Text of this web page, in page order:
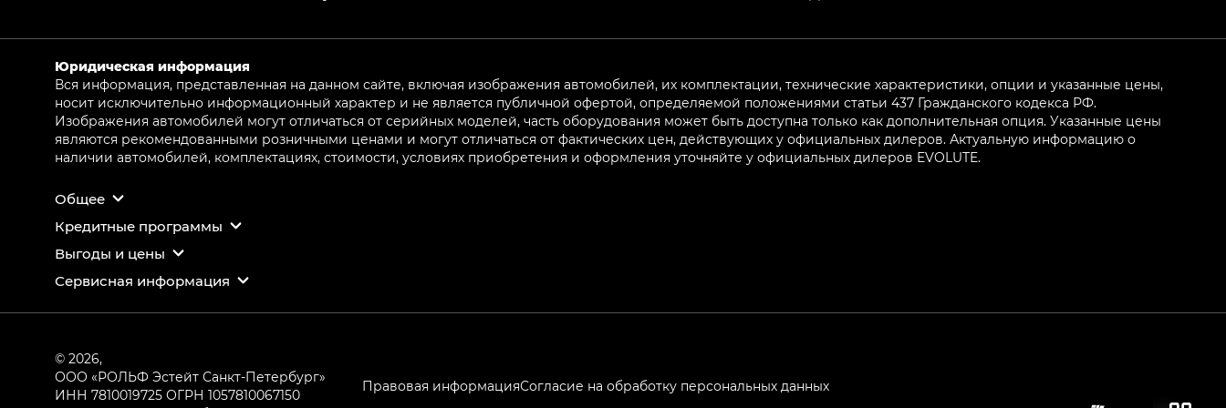
Юридическая информация
Вся информация, представленная на данном сайте, включая изображения автомобилей, их комплектации, технические характеристики, опции и указанные цены,
носит исключительно информационный характер и не является публичной офертой, определяемой положениями статьи 437 Гражданского кодекса РФ.
Изображения автомобилей могут отличаться от серийных моделей, часть оборудования может быть доступна только как дополнительная опция. Указанные цены
являются рекомендованными розничными ценами и могут отличаться от фактических цен, действующих у официальных дилеров. Актуальную информацию о
наличии автомобилей, комплектациях, стоимости, условиях приобретения и оформления уточняйте у официальных дилеров EVOLUTE.
Общее
Кредитные программы
Выгоды и цены
Сервисная информация
© 2026,
ООО «РОЛЬФ Эстейт Санкт-Петербург»
ИНН 7810019725 ОГРН 1057810067150
Правовая информацияСогласие на обработку персональных данных